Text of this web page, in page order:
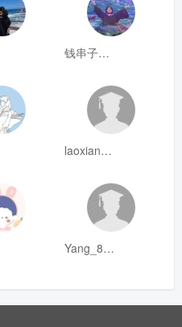
钱串子123
laoxianrou
Yang_811